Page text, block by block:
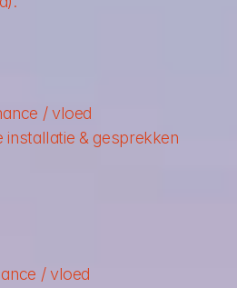
/ vloed
installatie & gesprekken
/ vloed